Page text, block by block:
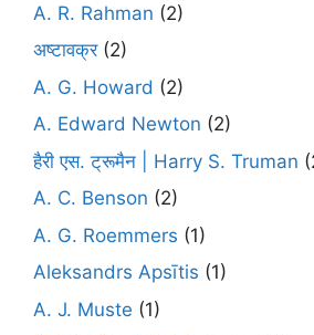
A. R. Rahman (2)
अष्टावक्र(2)
A. G. Howard (2)
A. Edward Newton (2)
हैरी एस. ट्रूमैन | Harry S. Truman
A. C. Benson (2)
A. G. Roemmers (1)
Aleksandrs Apsītis (1)
A. J. Muste (1)